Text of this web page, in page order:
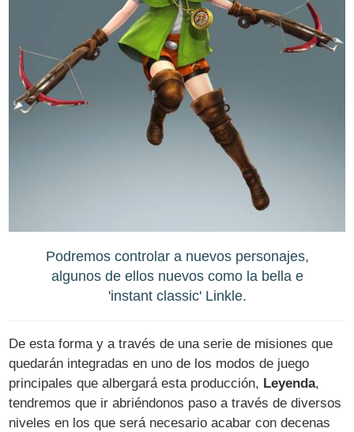
Podremos controlar a nuevos personajes,
algunos de ellos nuevos como la bella e
'instant classic' Linkle.
De esta forma y a través de una serie de misiones que
quedarán integradas en uno de los modos de juego
principales que albergará esta producción, Leyenda,
tendremos que ir abriéndonos paso a través de diversos
niveles en los que será necesario acabar con decenas